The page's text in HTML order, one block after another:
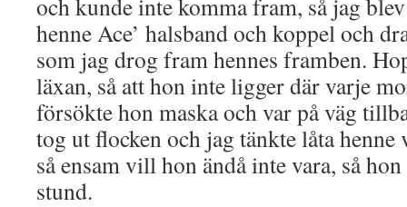
och kunde inte komma fram, så jag
henne Ace’ halsband och koppel och
som jag drog fram hennes framben.
läxan, så att hon inte ligger där varje
försökte hon maska och var på väg
tog ut flocken och jag tänkte låta
så ensam vill hon ändå inte vara, så
stund.